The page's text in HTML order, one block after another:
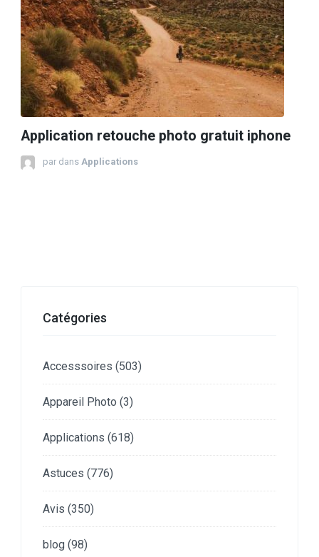
Application retouche photo gratuit iphone
par dans Applications
Catégories
Accesssoires (503)
Appareil Photo (3)
Applications (618)
Astuces (776)
Avis (350)
blog (98)